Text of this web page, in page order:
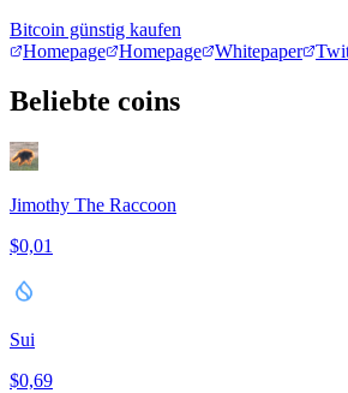
Bitcoin günstig kaufen
Homepage
Homepage Whitepaper
Beliebte coins
Jimothy The Raccoon
$0,01
Sui
$0,69